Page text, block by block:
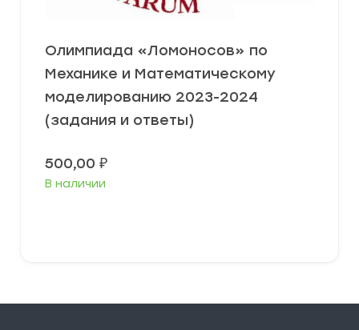
Олимпиада «Ломоносов» по
Механике и Математическому
моделированию 2023-2024
(задания и ответы)
500,00 ₽
В наличии